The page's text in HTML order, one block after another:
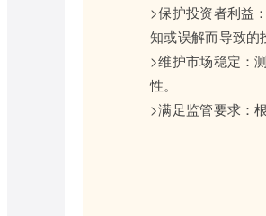
>保护投资者利益
知或误解而导致的
>维护市场稳定：
性。
>满足监管要求：